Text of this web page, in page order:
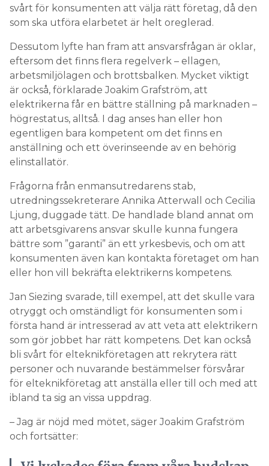
svårt för konsumenten att välja rätt företag, då den
som ska utföra elarbetet är helt oreglerad.
Dessutom lyfte han fram att ansvarsfrågan är oklar,
eftersom det finns flera regelverk – ellagen,
arbetsmiljölagen och brottsbalken. Mycket viktigt
är också, förklarade Joakim Grafström, att
elektrikerna får en bättre ställning på marknaden –
högrestatus, alltså. I dag anses han eller hon
egentligen bara kompetent om det finns en
anställning och ett överinseende av en behörig
elinstallatör.
Frågorna från enmansutredarens stab,
utredningssekreterare Annika Atterwall och Cecilia
Ljung, duggade tätt. De handlade bland annat om
att arbetsgivarens ansvar skulle kunna fungera
bättre som ”garanti” än ett yrkesbevis, och om att
konsumenten även kan kontakta företaget om han
eller hon vill bekräfta elektrikerns kompetens.
Jan Siezing svarade, till exempel, att det skulle vara
otryggt och omständligt för konsumenten som i
första hand är intresserad av att veta att elektrikern
som gör jobbet har rätt kompetens. Det kan också
bli svårt för elteknikföretagen att rekrytera rätt
personer och nuvarande bestämmelser försvårar
för elteknikföretag att anställa eller till och med att
ibland ta sig an vissa uppdrag.
– Jag är nöjd med mötet, säger Joakim Grafström
och fortsätter: